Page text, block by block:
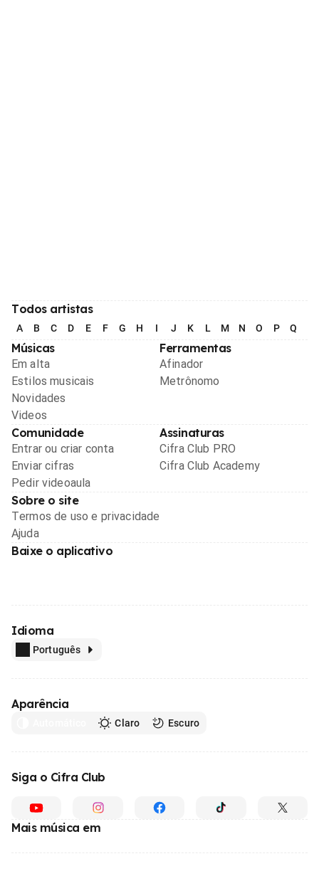
Todos artistas
A B C D E F G H I J K L M N O P Q
Músicas
Em alta
Estilos musicais
Novidades
Videos
Ferramentas
Afinador
Metrônomo
Comunidade
Entrar ou criar conta
Enviar cifras
Pedir videoaula
Assinaturas
Cifra Club PRO
Cifra Club Academy
Sobre o site
Termos de uso e privacidade
Ajuda
Baixe o aplicativo
Idioma
Português
Aparência
Claro Escuro
Siga o Cifra Club
Mais música em